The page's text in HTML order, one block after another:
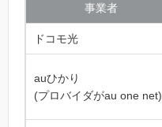
事業者
ドコモ光
auひかり
(プロバイダがau one net)